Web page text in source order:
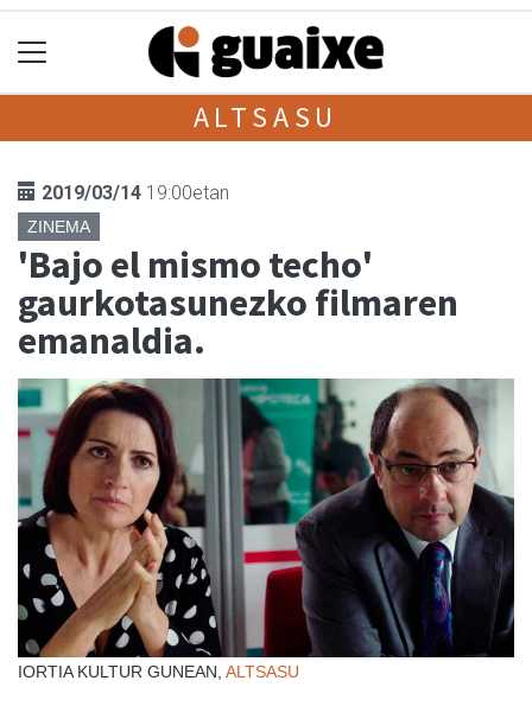
ALTSASU
2019/03/14 19:00etan
ZINEMA
'Bajo el mismo techo'
gaurkotasunezko filmaren
emanaldia.
IORTIA KULTUR GUNEAN, ALTSASU